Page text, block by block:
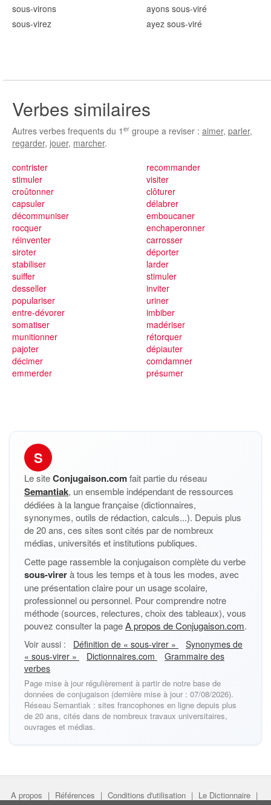
sous-virons
sous-virez
ayons sous-viré
ayez sous-viré
Verbes similaires
Autres verbes frequents du 1 er groupe a reviser : aimer, parler,
regarder, jouer, marcher.
contrister
stimuler
croûtonner
capsuler
décommuniser
rocquer
réinventer
siroter
stabiliser
recommander
visiter
clôturer
délabrer
emboucaner
enchaperonner
carrosser
déporter
larder
suiffer
desseller
populariser
entre-dévorer
somatiser
munitionner
pajoter
décimer
emmerder
stimuler
inviter
uriner
imbiber
madériser
rétorquer
dépiauter
comdamner
présumer
S
Le siteConjugaison.comfait partie du réseau
Semantiak, un ensemble indépendant de ressources
dédiées à la langue française (dictionnaires,
synonymes, outils de rédaction, calculs...). Depuis plus
de 20 ans, ces sites sont cités par de nombreux
médias, universités et institutions publiques.
Cette page rassemble la conjugaison complète du verbe
sous-virerà tous les temps et à tous les modes, avec
une présentation claire pour un usage scolaire,
professionnel ou personnel. Pour comprendre notre
méthode (sources, relectures, choix des tableaux), vous
pouvez consulter la pageA propos de Conjugaison.com.
Voir aussi : Définition de « sous-virer »
Synonymes de
« sous-virer »
Dictionnaires.com
Grammaire des
verbes
Page mise à jour régulièrement à partir de notre base de
données de conjugaison (dernière mise à jour : 07/08/2026).
Réseau Semantiak : sites francophones en ligne depuis plus
de 20 ans, cités dans de nombreux travaux universitaires,
ouvrages et médias.
A propos | Références | Conditions d'utilisation | Le Dictionnaire |